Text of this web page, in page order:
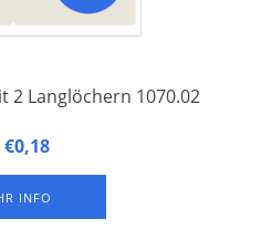
2 Langlöchern 1070.02
aus laminiertem
an der Oberseite zur
mit 2 Clips (geringere
Set à 500
INFO